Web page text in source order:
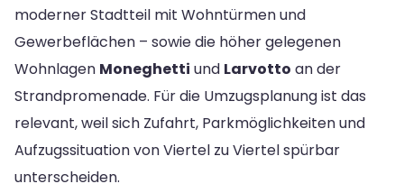
moderner Stadtteil mit Wohntürmen und
Gewerbeflächen – sowie die höher gelegenen
Wohnlagen Moneghetti und Larvotto an der
Strandpromenade. Für die Umzugsplanung ist das
relevant, weil sich Zufahrt, Parkmöglichkeiten und
Aufzugssituation von Viertel zu Viertel spürbar
unterscheiden.